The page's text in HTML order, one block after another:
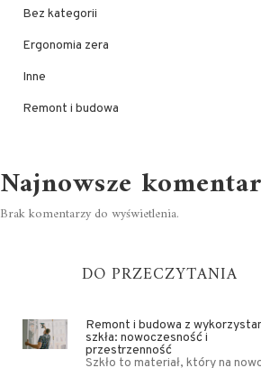
Bez kategorii
Ergonomia zera
Inne
Remont i budowa
Najnowsze
Brak komentarzy do wyświetlenia.
DO PRZECZYTANIA
Remont i budowa z
szkła: nowoczesność i
przestrzenność
Szkło to materiał, który na